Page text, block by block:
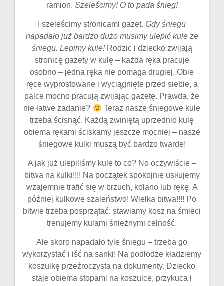
ramion. Szeleścimy! O to pada śnieg!
I szeleścimy stronicami gazet. Gdy śniegu
napadało już bardzo dużo musimy ulepić kule ze
śniegu. Lepimy kule! Rodzic i dziecko zwijają
stronicę gazety w kulę – każda ręka pracuje
osobno – jedna ręka nie pomaga drugiej. Obie
ręce wyprostowane i wyciągnięte przed siebie, a
palce mocno pracują zwijając gazetę. Prawda, że
nie łatwe zadanie?
Teraz nasze śniegowe kule
trzeba ścisnąć. Każdą zwiniętą uprzednio kulę
obiema rękami ściskamy jeszcze mocniej – nasze
śniegowe kulki muszą być bardzo twarde!
A jak już ulepiliśmy kule to co? No oczywiście –
bitwa na kulki!!!! Na początek spokojnie usiłujemy
wzajemnie trafić się w brzuch, kolano lub rękę. A
później kulkowe szaleństwo! Wielka bitwa!!!! Po
bitwie trzeba posprzątać: stawiamy kosz na śmieci
trenujemy kulami śnieżnymi celność.
Ale skoro napadało tyle śniegu – trzeba go
wykorzystać i iść na sanki! Na podłodze kładziemy
koszulkę przeźroczysta na dokumenty. Dziecko
staje obiema stopami na koszulce, przykuca i